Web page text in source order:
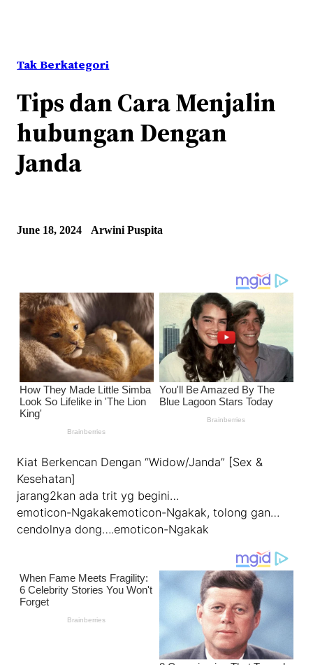
Tak Berkategori
Tips dan Cara Menjalin
hubungan Dengan
Janda
June 18, 2024 Arwini Puspita
Kiat Berkencan Dengan “Widow/Janda” [Sex &
Kesehatan]
jarang2kan ada trit yg begini…
emoticon-Ngakakemoticon-Ngakak, tolong gan…
cendolnya dong….emoticon-Ngakak